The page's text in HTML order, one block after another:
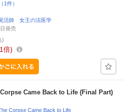
（1件）
活師 女王の法医学
発売
)
1倍
Came Back to Life (Final Part)
Corpse Came Back to Life